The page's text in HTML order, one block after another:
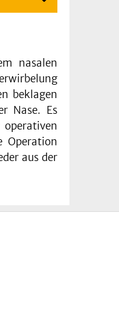
nasalen
beklagen
Nase. Es
Operation
aus der